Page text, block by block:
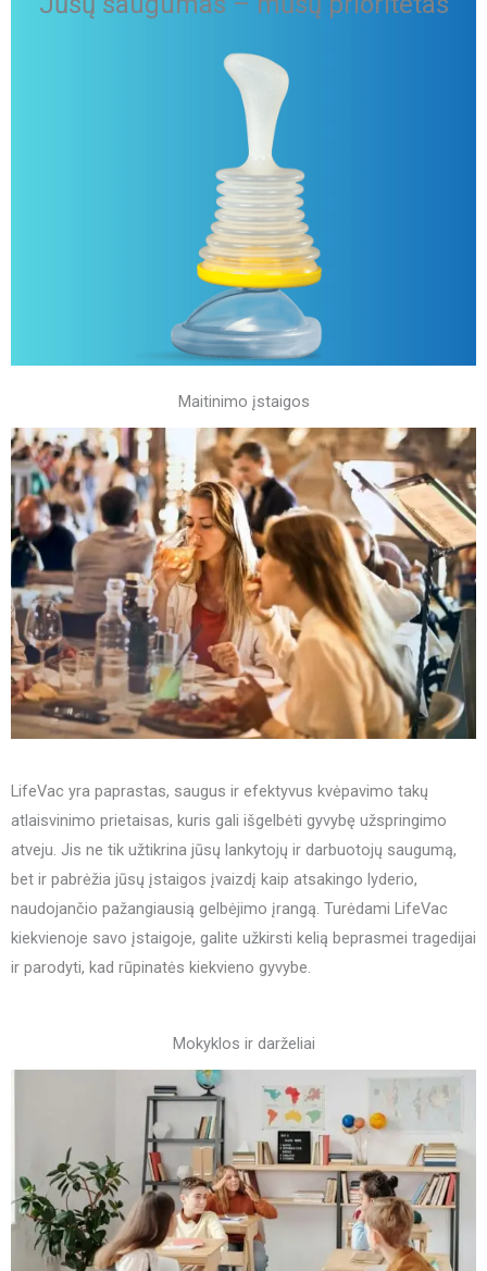
Maitinimo įstaigos
LifeVac yra paprastas, saugus ir efektyvus kvėpavimo takų
atlaisvinimo prietaisas, kuris gali išgelbėti gyvybę užspringimo
atveju. Jis ne tik užtikrina jūsų lankytojų ir darbuotojų saugumą,
bet ir pabrėžia jūsų įstaigos įvaizdį kaip atsakingo lyderio,
naudojančio pažangiausią gelbėjimo įrangą. Turėdami LifeVac
kiekvienoje savo įstaigoje, galite užkirsti kelią beprasmei tragedijai
ir parodyti, kad rūpinatės kiekvieno gyvybe.
Mokyklos ir darželiai